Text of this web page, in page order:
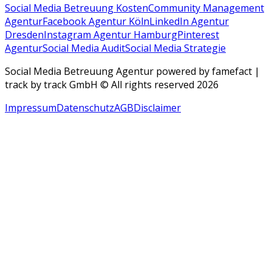
Social Media Betreuung KostenCommunity Management
AgenturFacebook Agentur KölnLinkedIn Agentur
DresdenInstagram Agentur HamburgPinterest
AgenturSocial Media AuditSocial Media Strategie
Social Media Betreuung Agentur powered by famefact |
track by track GmbH © All rights reserved 2026
ImpressumDatenschutzAGBDisclaimer